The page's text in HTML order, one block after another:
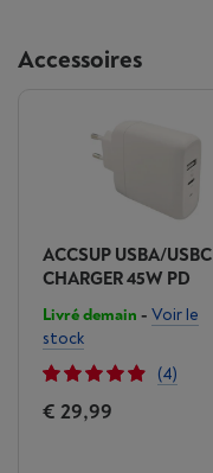
Accessoires
ACCSUP USBA/USBC
CHARGER 45W PD
Livré demain - Voir le
stock
(4)
€ 29,99